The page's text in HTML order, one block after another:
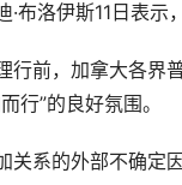
·布洛伊斯11日表
行前，加拿大各界
行”的良好氛围。
关系的外部不确定